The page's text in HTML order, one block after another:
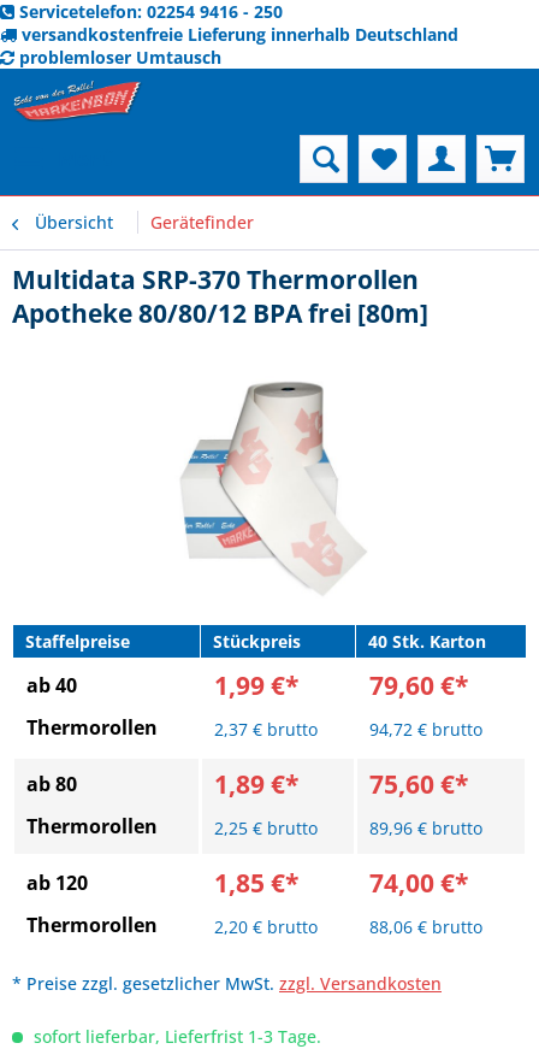
Servicetelefon: 02254 9416 - 250
versandkostenfreie Lieferung innerhalb Deutschland
problemloser Umtausch
Übersicht Gerätefinder
Multidata SRP-370 Thermorollen
Apotheke 80/80/12 BPA frei [80m]
Staffelpreise Stückpreis 40 Stk. Karton
ab 40
Thermorollen
1,99 €*
2,37 € brutto
79,60 €*
94,72 € brutto
ab 80
Thermorollen
1,89 €*
2,25 € brutto
75,60 €*
89,96 € brutto
ab 120
Thermorollen
1,85 €*
2,20 € brutto
74,00 €*
88,06 € brutto
* Preise zzgl. gesetzlicher MwSt. zzgl. Versandkosten
sofort lieferbar, Lieferfrist 1-3 Tage.